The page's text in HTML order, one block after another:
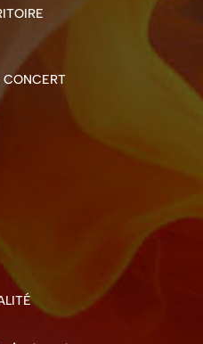
CONCERT